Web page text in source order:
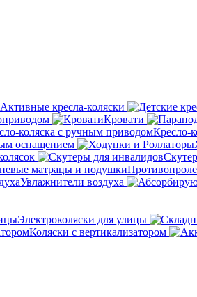
Активные кресла-коляски
Кровати
Кресло-
оснащением
Увлажнители воздуха
Электроколяски для улицы
Коляски с вертикализатором